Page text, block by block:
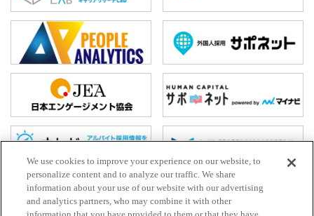
ホーム
We use cookies to improve your experience on our website, to
personalize content and to analyze our traffic. We share
information about your use of our website with our advertising
and analytics partners, who may combine it with other